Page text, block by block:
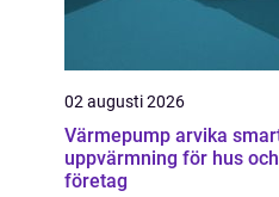
02 augusti 2026
Värmepump arvika smart
uppvärmning för hus och
företag